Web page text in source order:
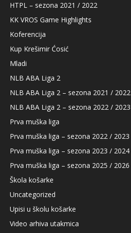
HTPL – sezona 2021 / 2022
KK VROS Game Highlights
Koferencija
Kup Krešimir Ćosić
Mladi
NLB ABA Liga 2
NLB ABA Liga 2 – sezona 2021 / 2022
NLB ABA Liga 2 – sezona 2022 / 2023
Prva muška liga
Prva muška liga – sezona 2022 / 2023
Prva muška liga – sezona 2023 / 2024
Prva muška liga – sezona 2025 / 2026
Škola košarke
Uncategorized
Upisi u školu košarke
Video arhiva utakmica